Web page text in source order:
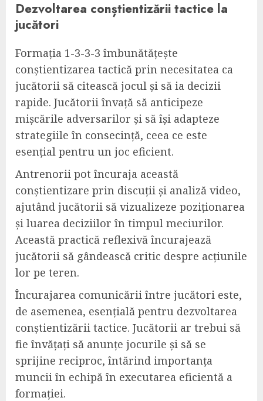
Dezvoltarea conștientizării tactice la
jucători
Formația 1-3-3-3 îmbunătățește
conștientizarea tactică prin necesitatea ca
jucătorii să citească jocul și să ia decizii
rapide. Jucătorii învață să anticipeze
mișcările adversarilor și să își adapteze
strategiile în consecință, ceea ce este
esențial pentru un joc eficient.
Antrenorii pot încuraja această
conștientizare prin discuții și analiză video,
ajutând jucătorii să vizualizeze poziționarea
și luarea deciziilor în timpul meciurilor.
Această practică reflexivă încurajează
jucătorii să gândească critic despre acțiunile
lor pe teren.
Încurajarea comunicării între jucători este,
de asemenea, esențială pentru dezvoltarea
conștientizării tactice. Jucătorii ar trebui să
fie învățați să anunțe jocurile și să se
sprijine reciproc, întărind importanța
muncii în echipă în executarea eficientă a
formației.